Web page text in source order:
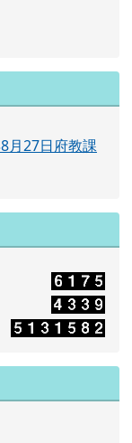
月27日府教課